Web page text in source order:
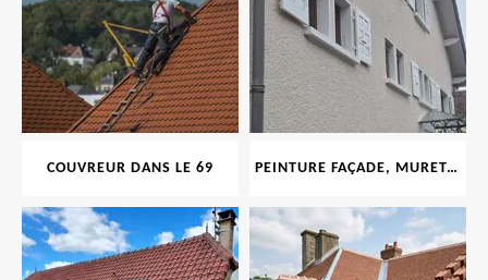
COUVREUR DANS LE 69 PEINTURE FAÇADE, MURET, TOITURE, BOISERIE, FERRONERIE, GOUTTIÈRE 69